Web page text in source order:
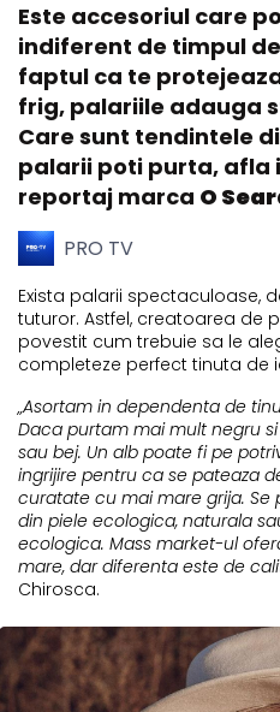
Este accesoriul care
indiferent de timpul
faptul ca te
frig, palariile adauga
Care sunt tendintele
palarii poti purta, afla
reportaj marca O
PRO TV
Exista palarii spectaculoase,
tuturor. Astfel, creatoarea de
povestit cum trebuie sa le
completeze perfect tinuta de
„Asortam in dependenta de
Daca purtam mai mult negru
sau bej. Un alb poate fi pe
ingrijire pentru ca se pateaza
curatate cu mai mare grija. Se
din piele ecologica, naturala
ecologica. Mass market-ul
mare, dar diferenta este de
Chirosca.